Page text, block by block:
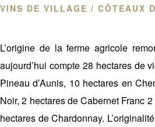
VINS DE VILLAGE / CÔTEAUX
L’origine de la ferme agricole
aujourd’hui compte 28 hectares de
Pineau d’Aunis, 10 hectares en
Noir, 2 hectares de Cabernet Franc
hectares de Chardonnay.